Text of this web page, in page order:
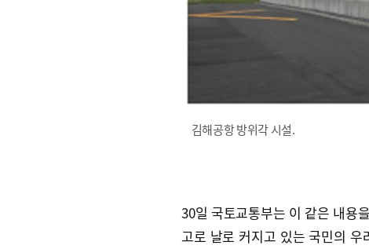
김해공항 방위각 시설.
30일 국토교통부는 이 같은 내용
고로 날로 커지고 있는 국민의